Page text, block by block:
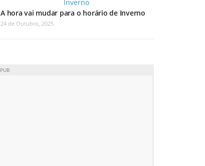
A hora vai mudar para o horário de Inverno
24 de Outubro, 2025
PUB